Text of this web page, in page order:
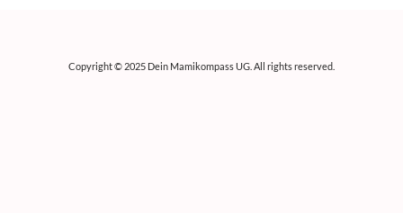
Copyright © 2025 Dein Mamikompass UG. All rights reserved.